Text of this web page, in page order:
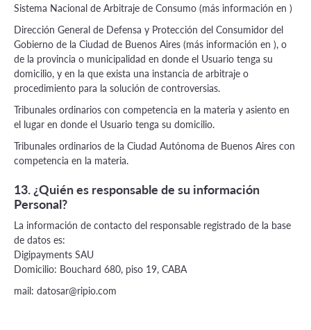
Sistema Nacional de Arbitraje de Consumo (más información en )
Dirección General de Defensa y Protección del Consumidor del
Gobierno de la Ciudad de Buenos Aires (más información en ), o
de la provincia o municipalidad en donde el Usuario tenga su
domicilio, y en la que exista una instancia de arbitraje o
procedimiento para la solución de controversias.
Tribunales ordinarios con competencia en la materia y asiento en
el lugar en donde el Usuario tenga su domicilio.
Tribunales ordinarios de la Ciudad Autónoma de Buenos Aires con
competencia en la materia.
13. ¿Quién es responsable de su información
Personal?
La información de contacto del responsable registrado de la base
de datos es:
Digipayments SAU
Domicilio: Bouchard 680, piso 19, CABA
mail: datosar@ripio.com